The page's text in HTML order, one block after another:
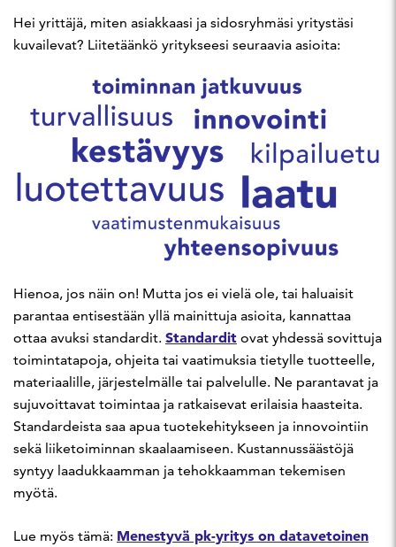
Hei yrittäjä, miten asiakkaasi ja sidosryhmäsi yritystäsi
kuvailevat? Liitetäänkö yritykseesi seuraavia asioita:
Hienoa, jos näin on! Mutta jos ei vielä ole, tai haluaisit
parantaa entisestään yllä mainittuja asioita, kannattaa
ottaa avuksi standardit. Standardit ovat yhdessä sovittuja
toimintatapoja, ohjeita tai vaatimuksia tietylle tuotteelle,
materiaalille, järjestelmälle tai palvelulle. Ne parantavat ja
sujuvoittavat toimintaa ja ratkaisevat erilaisia haasteita.
Standardeista saa apua tuotekehitykseen ja innovointiin
sekä liiketoiminnan skaalaamiseen. Kustannussäästöjä
syntyy laadukkaamman ja tehokkaamman tekemisen
myötä.
Lue myös tämä: Menestyvä pk-yritys on datavetoinen